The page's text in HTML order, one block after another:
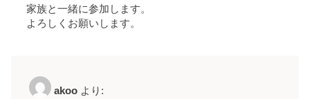
家族と一緒に参加します。
よろしくお願いします。
akoo より: